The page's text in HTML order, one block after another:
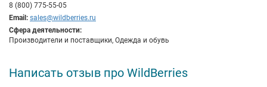
мужской и детской одежды, обуви и аксессуаров, от лучших
модных фасонов стиля casual до последних новинок из мира
высокой моды. Наш каталог пополняется новыми товарами
ежедневно.
8 (800) 775-55-05
Email: sales@wildberries.ru
Сфера деятельности:
Производители и поставщики, Одежда и обувь
Написать отзыв про WildBerries